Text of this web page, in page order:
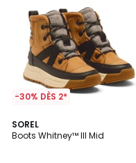
-30% DÈS 2*
SOREL
Boots Whitney™ III Mid
5
/
2
Couleurs